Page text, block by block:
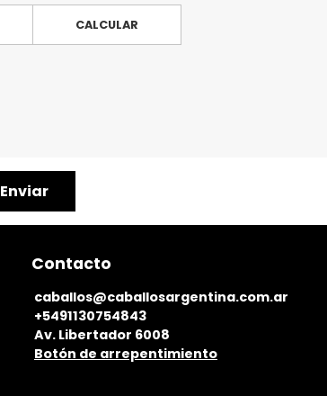
CALCULAR
Enviar
Contacto
caballos@caballosargentina.com.ar
+5491130754843
Av. Libertador 6008
Botón de arrepentimiento